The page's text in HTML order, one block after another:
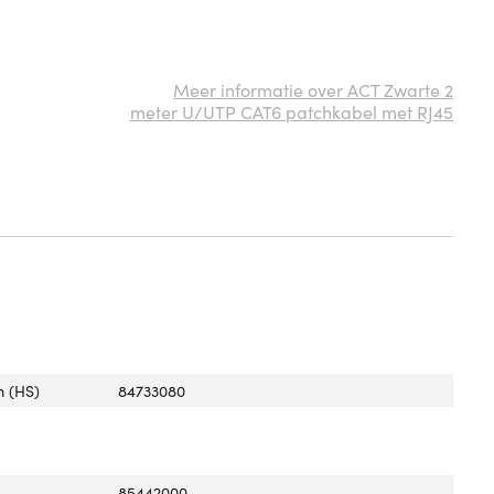
Meer informatie over ACT Zwarte 2
meter U/UTP CAT6 patchkabel met RJ45
(HS) 84733080